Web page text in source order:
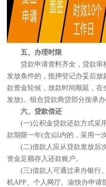
五、办理时限
贷款申请资料齐全，贷款审
发放条件的，抵押登记办妥后
款资金轮候，放款时间顺延，
发放)。组合贷款商贷部分按承办
六、贷款偿还
(一)公积金贷款还款方式采
款期限一年(含)以内的，采用一
(二)借款人应从贷款发放后
资金足额存入还款账户。
(三)借款人可通过承办银行
机APP、个人网厅、渝快办申请